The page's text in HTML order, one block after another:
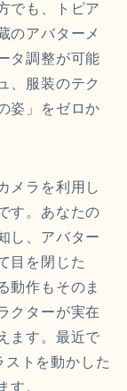
でも、トピア
のアバターメ
タ調整が可能
、服装のテク
姿」をゼロか
メラを利用し
す。あなたの
し、アバター
目を閉じた
動作もそのま
クターが実在
ます。最近で
トを動かした
す。